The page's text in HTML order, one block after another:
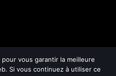
vous garantir la meilleure
Si vous continuez à utiliser ce